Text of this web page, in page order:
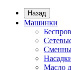
Назад
Машинки
Масло